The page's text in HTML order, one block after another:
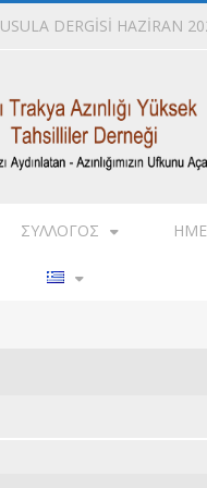
DERGİSİ HAZİRAN
ΣΎΛΛΟΓΟΣ